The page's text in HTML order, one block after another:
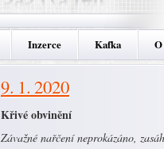
Inzerce Kafka
9. 1. 2020
Křivé obvinění
Závažné nařčení neprokázáno,